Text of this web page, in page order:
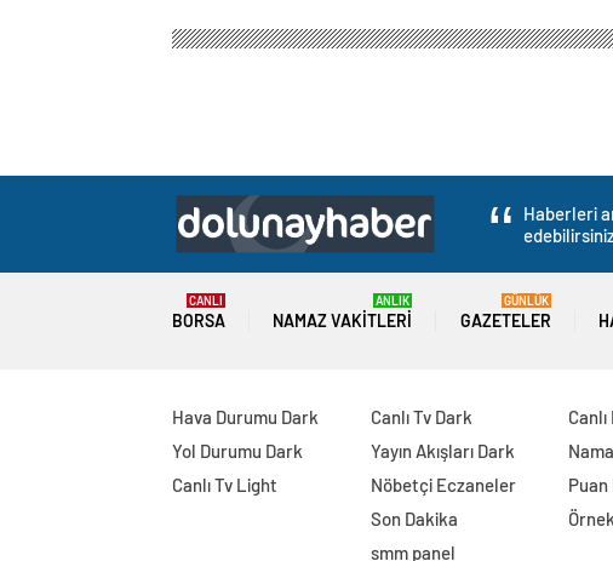
Haberleri
BORSA
CANLI
NAMAZ VAKITLERI
ANLIK
GAZETELER
GÜNLÜK
Hava Durumu Dark
Yol Durumu Dark
Canlı Tv Light
Canlı Tv Dark
Yayın Akışları Dark
Nöbetçi Eczaneler
Son Dakika
smm panel
Puan